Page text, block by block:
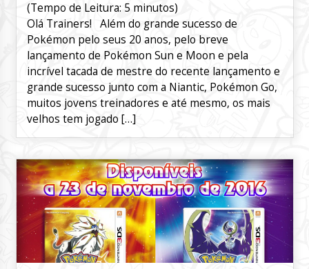
(Tempo de Leitura: 5 minutos)
Olá Trainers! Além do grande sucesso de
Pokémon pelo seus 20 anos, pelo breve
lançamento de Pokémon Sun e Moon e pela
incrível tacada de mestre do recente lançamento e
grande sucesso junto com a Niantic, Pokémon Go,
muitos jovens treinadores e até mesmo, os mais
velhos tem jogado […]